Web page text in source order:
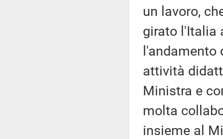
un lavoro,
girato l'Italia
attività
Ministra e
molta
insieme al